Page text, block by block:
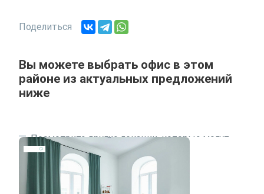
Поделиться
Вы можете выбрать офис в этом
районе из актуальных предложений
ниже
Посмотрите другие локации, которые могут
подходить под ваш запрос